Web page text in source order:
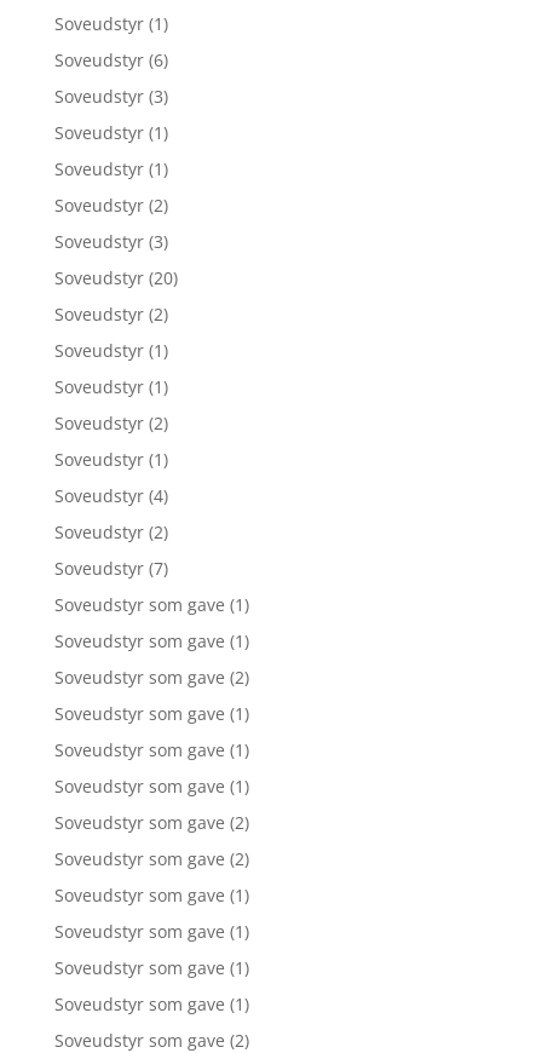
Soveudstyr (1)
Soveudstyr (6)
Soveudstyr (3)
Soveudstyr (1)
Soveudstyr (1)
Soveudstyr (2)
Soveudstyr (3)
Soveudstyr (20)
Soveudstyr (2)
Soveudstyr (1)
Soveudstyr (1)
Soveudstyr (2)
Soveudstyr (1)
Soveudstyr (4)
Soveudstyr (2)
Soveudstyr (7)
Soveudstyr som gave (1)
Soveudstyr som gave (1)
Soveudstyr som gave (2)
Soveudstyr som gave (1)
Soveudstyr som gave (1)
Soveudstyr som gave (1)
Soveudstyr som gave (2)
Soveudstyr som gave (2)
Soveudstyr som gave (1)
Soveudstyr som gave (1)
Soveudstyr som gave (1)
Soveudstyr som gave (1)
Soveudstyr som gave (2)